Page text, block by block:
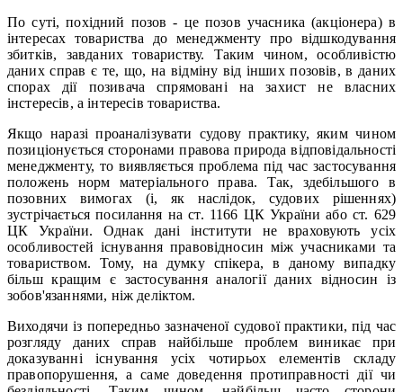
По суті, похідний позов - це позов учасника (акціонера) в
інтересах товариства до менеджменту про відшкодування
збитків, завданих товариству. Таким чином, особливістю
даних справ є те, що, на відміну від інших позовів, в даних
спорах дії позивача спрямовані на захист не власних
інстересів, а інтересів товариства.
Якщо наразі проаналізувати судову практику, яким чином
позиціонується сторонами правова природа відповідальності
менеджменту, то виявляється проблема під час застосування
положень норм матеріального права. Так, здебільшого в
позовних вимогах (і, як наслідок, судових рішеннях)
зустрічається посилання на ст. 1166 ЦК України або ст. 629
ЦК України. Однак дані інститути не враховують усіх
особливостей існування правовідносин між учасниками та
товариством. Тому, на думку спікера, в даному випадку
більш кращим є застосування аналогії даних відносин із
зобов'язаннями, ніж деліктом.
Виходячи із попередньо зазначеної судової практики, під час
розгляду даних справ найбільше проблем виникає при
доказуванні існування усіх чотирьох елементів складу
правопорушення, а саме доведення протиправності дії чи